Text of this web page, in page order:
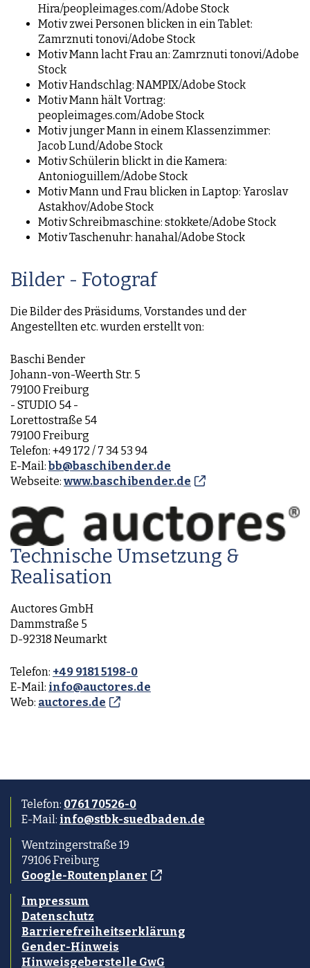
Hira/peopleimages.com/Adobe Stock
Motiv zwei Personen blicken in ein Tablet:
Zamrznuti tonovi/Adobe Stock
Motiv Mann lacht Frau an: Zamrznuti tonovi/Adobe
Stock
Motiv Handschlag: NAMPIX/Adobe Stock
Motiv Mann hält Vortrag:
peopleimages.com/Adobe Stock
Motiv junger Mann in einem Klassenzimmer:
Jacob Lund/Adobe Stock
Motiv Schülerin blickt in die Kamera:
Antonioguillem/Adobe Stock
Motiv Mann und Frau blicken in Laptop: Yaroslav
Astakhov/Adobe Stock
Motiv Schreibmaschine: stokkete/Adobe Stock
Motiv Taschenuhr: hanahal/Adobe Stock
Bilder - Fotograf
Die Bilder des Präsidums, Vorstandes und der
Angestellten etc. wurden erstellt von:
Baschi Bender
Johann-von-Weerth Str. 5
79100 Freiburg
- STUDIO 54 -
Lorettostraße 54
79100 Freiburg
Telefon: +49 172 / 7 34 53 94
E-Mail: bb@baschibender.de
Webseite: www.baschibender.de
Technische Umsetzung &
Realisation
Auctores GmbH
Dammstraße 5
D-92318 Neumarkt
Telefon: +49 9181 5198-0
E-Mail: info@auctores.de
Web: auctores.de
Telefon: 0761 70526-0
E-Mail: info@stbk-suedbaden.de
Wentzingerstraße 19
79106 Freiburg
Google-Routenplaner
Impressum
Datenschutz
Barrierefreiheitserklärung
Gender-Hinweis
Hinweisgeberstelle GwG